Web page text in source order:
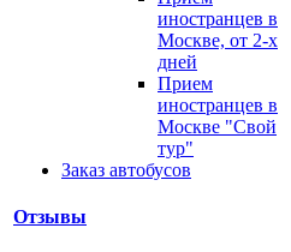
иностранцев в
Москве, от 2-х
дней
Прием
иностранцев в
Москве "Свой
тур"
Заказ автобусов
Отзывы